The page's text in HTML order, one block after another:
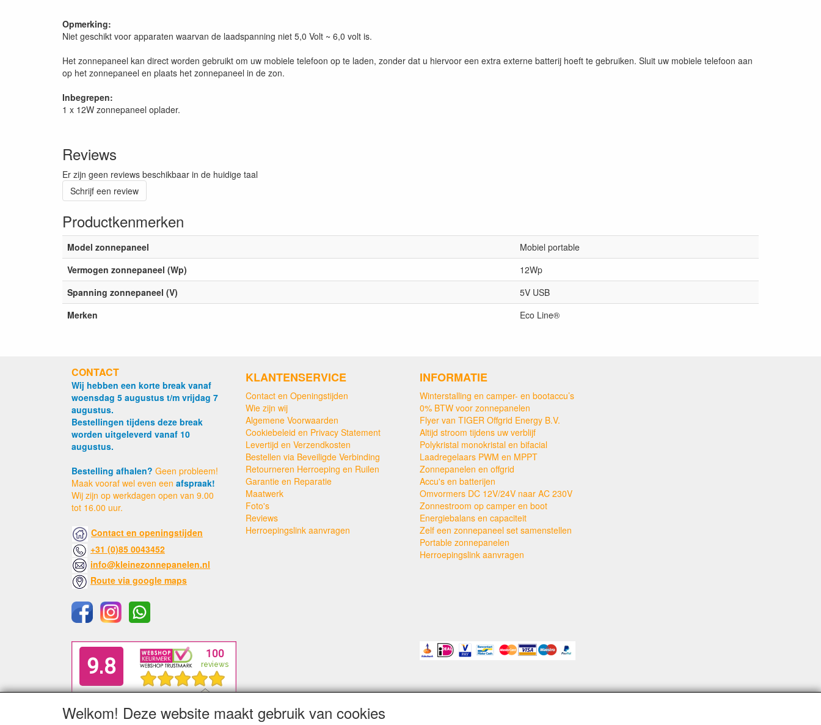
Opmerking:
Niet geschikt voor apparaten waarvan de laadspanning niet 5,0 Volt ~ 6,0 volt is.
Het zonnepaneel kan direct worden gebruikt om uw mobiele telefoon op te laden, zonder dat u hiervoor een extra externe batterij hoeft te gebruiken. Sluit uw mobiele telefoon aan
op het zonnepaneel en plaats het zonnepaneel in de zon.
Inbegrepen:
1 x 12W zonnepaneel oplader.
Reviews
Er zijn geen reviews beschikbaar in de huidige taal
Schrijf een review
Productkenmerken
Model zonnepaneel
Mobiel portable
Vermogen zonnepaneel (Wp)
12Wp
Spanning zonnepaneel (V)
5V USB
Merken
Eco Line®
CONTACT
Wij hebben een korte break vanaf
woensdag 5 augustus t/m vrijdag 7
augustus.
Bestellingen tijdens deze break
worden uitgeleverd vanaf 10
augustus.
Bestelling afhalen? Geen probleem!
Maak vooraf wel even een afspraak!
Wij zijn op werkdagen open van 9.00
tot 16.00 uur.
Contact en openingstijden
+31 (0)85 0043452
info@kleinezonnepanelen.nl
Route via google maps
KLANTENSERVICE
Contact en Openingstijden
Wie zijn wij
Algemene Voorwaarden
Cookiebeleid en Privacy Statement
Levertijd en Verzendkosten
Bestellen via Beveiligde Verbinding
Retourneren Herroeping en Ruilen
Garantie en Reparatie
Maatwerk
Foto's
Reviews
Herroepingslink aanvragen
INFORMATIE
Winterstalling en camper- en bootaccu’s
0% BTW voor zonnepanelen
Flyer van TIGER Offgrid Energy B.V.
Altijd stroom tijdens uw verblijf
Polykristal monokristal en bifacial
Laadregelaars PWM en MPPT
Zonnepanelen en offgrid
Accu's en batterijen
Omvormers DC 12V/24V naar AC 230V
Zonnestroom op camper en boot
Energiebalans en capaciteit
Zelf een zonnepaneel set samenstellen
Portable zonnepanelen
Herroepingslink aanvragen
Welkom! Deze website maakt gebruik van cookies